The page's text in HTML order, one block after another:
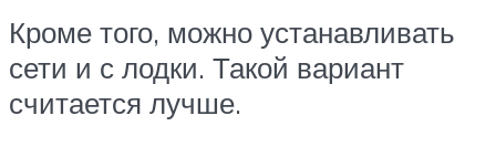
Кроме того, можно устанавливать
сети и с лодки. Такой вариант
считается лучше.